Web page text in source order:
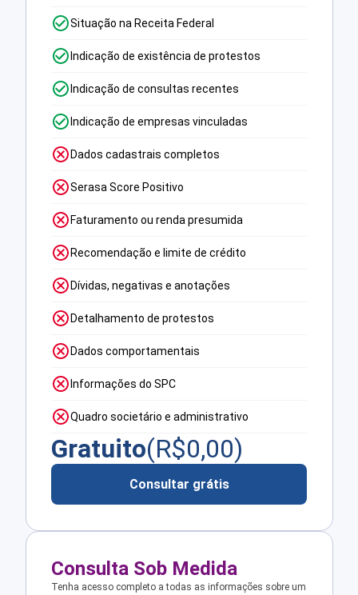
Situação na Receita Federal
Indicação de existência de protestos
Indicação de consultas recentes
Indicação de empresas vinculadas
Dados cadastrais completos
Serasa Score Positivo
Faturamento ou renda presumida
Recomendação e limite de crédito
Dívidas, negativas e anotações
Detalhamento de protestos
Dados comportamentais
Informações do SPC
Quadro societário e administrativo
Gratuito(R$0,00)
Consultar grátis
Consulta Sob Medida
Tenha acesso completo a todas as informações sobre um